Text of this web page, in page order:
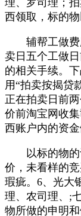
西领取，标的物
辅帮工做费
卖日五个工做
的相关手续。
用“拍卖按揭贷
正在拍卖日前
价前淘宝网收
西账户内的资金
以标的物的
价，未看样的
瑕疵。6、光大
理、农司理、;
物所做的申明